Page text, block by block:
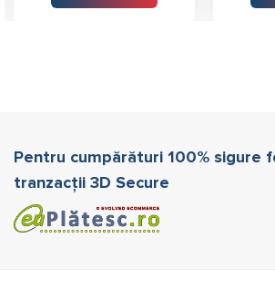
Pentru cumpărături 100% sigure
tranzacții 3D Secure